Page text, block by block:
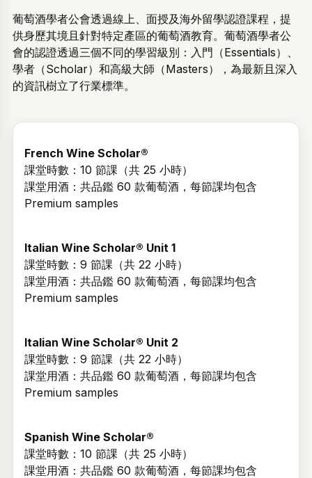
葡萄酒學者公會透過線上、面授及海外留學認證課程，提
供身歷其境且針對特定產區的葡萄酒教育。葡萄酒學者公
會的認證透過三個不同的學習級別：入門（Essentials）、
學者（Scholar）和高級大師（Masters），為最新且深入
的資訊樹立了行業標準。
French Wine Scholar®
課堂時數：10 節課（共 25 小時）
課堂用酒：共品鑑 60 款葡萄酒，每節課均包含
Premium samples
Italian Wine Scholar® Unit 1
課堂時數：9 節課（共 22 小時）
課堂用酒：共品鑑 60 款葡萄酒，每節課均包含
Premium samples
Italian Wine Scholar® Unit 2
課堂時數：9 節課（共 22 小時）
課堂用酒：共品鑑 60 款葡萄酒，每節課均包含
Premium samples
Spanish Wine Scholar®
課堂時數：10 節課（共 25 小時）
課堂用酒：共品鑑 60 款葡萄酒，每節課均包含